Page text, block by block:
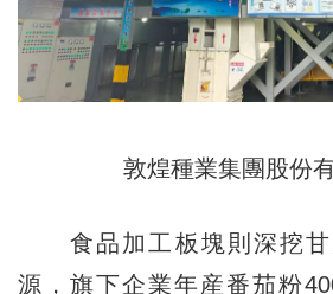
敦煌種業集團股份
食品加工板塊則深挖甘
源，旗下企業年産番茄粉